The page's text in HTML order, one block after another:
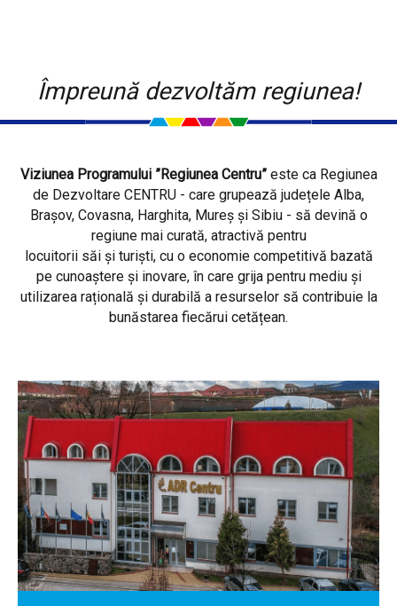
Împreună dezvoltăm regiunea!
Viziunea Programului ”Regiunea Centru”este ca Regiunea
de Dezvoltare CENTRU - care grupează județele Alba,
Brașov, Covasna, Harghita, Mureș și Sibiu - să devină o
regiune mai curată, atractivă pentru
locuitorii săi și turiști, cu o economie competitivă bazată
pe cunoaștere și inovare, în care grija pentru mediu și
utilizarea rațională și durabilă a resurselor să contribuie la
bunăstarea fiecărui cetățean.